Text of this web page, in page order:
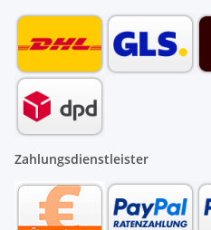
Zahlungsdienstleister